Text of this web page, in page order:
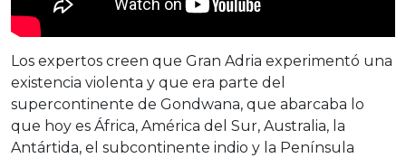
Los expertos creen que Gran Adria experimentó una
existencia violenta y que era parte del
supercontinente de Gondwana, que abarcaba lo
que hoy es África, América del Sur, Australia, la
Antártida, el subcontinente indio y la Península